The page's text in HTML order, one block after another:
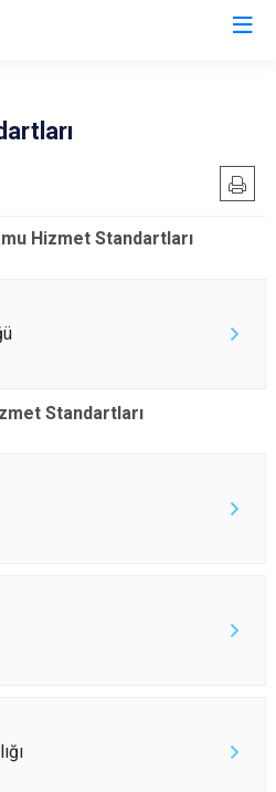
Çayırova
Hizmet Standartları
Standartları